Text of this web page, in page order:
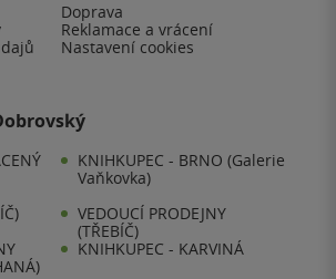
Doprava
Reklamace a vrácení
Nastavení cookies
KNIHKUPEC - BRNO (Galerie
Vaňkovka)
VEDOUCÍ PRODEJNY
(TŘEBÍČ)
KNIHKUPEC - KARVINÁ